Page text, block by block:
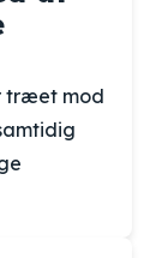
træet mod